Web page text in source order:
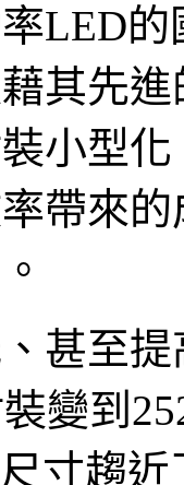
LED
其先
小型
帶來
甚至
變到
寸趨